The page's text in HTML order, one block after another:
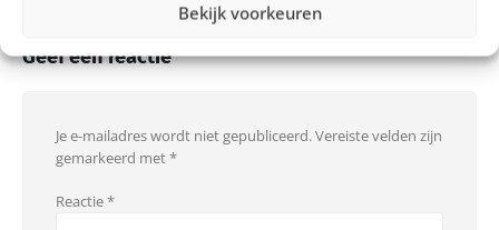
Bekijk voorkeuren
Geef een reactie
Je e-mailadres wordt niet gepubliceerd.Vereiste velden zijn
gemarkeerd met*
Reactie*